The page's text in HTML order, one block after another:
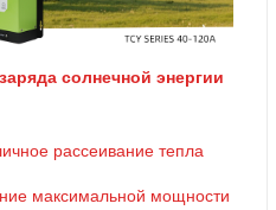
солнечной энергии
рассеивание тепла
максимальной мощности